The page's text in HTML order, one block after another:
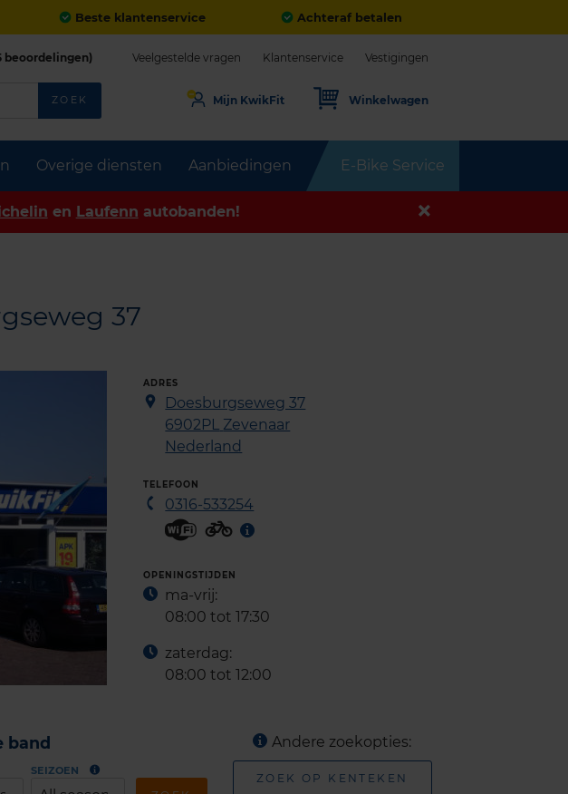
Beste klantenservice Achteraf betalen
Overige diensten Aanbiedingen E-Bike Service
beoordelingen) Veelgestelde vragen Klantenservice Vestigingen
ZOEK Mijn KwikFit Winkelwagen
en Laufenn autobanden!
37
ADRES
Doesburgseweg 37
6902PL Zevenaar
Nederland
TELEFOON
0316-533254
OPENINGSTIJDEN
ma-vrij:
08:00 tot 17:30
zaterdag:
08:00 tot 12:00
band
SEIZOEN
Andere zoekopties:
ZOEK OP KENTEKEN